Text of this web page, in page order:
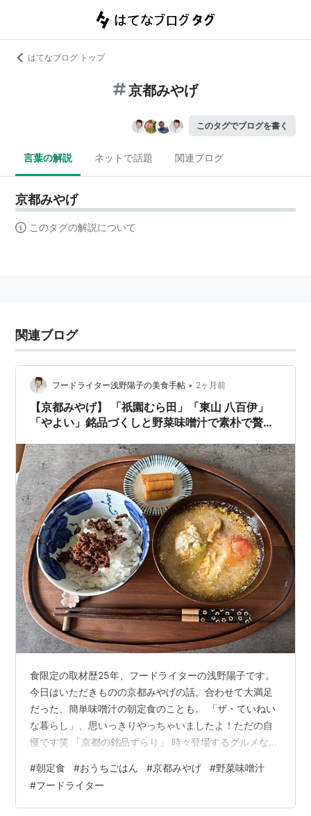
はてなブログ トップ
京都みやげ
このタグでブログを書く
言葉の解説 ネットで話題 関連ブログ
京都みやげ
このタグの解説について
関連ブログ
フードライター浅野陽子の美食手帖 • 2ヶ月前
【京都みやげ】 「祇園むら田」「東山 八百伊」
「やよい」銘品づくしと野菜味噌汁で素朴で贅沢
食限定の取材歴25年、フードライターの浅野陽子です。
今日はいただきものの京都みやげの話。合わせて大満足
だった、簡単味噌汁の朝定食のことも。 「ザ・ていねい
な暮らし」、思いっきりやっちゃいましたよ！ただの自
慢です笑 「京都の銘品ずらり」 時々登場するグルメな友
さんいただいたのです。 「今度京都に行くのでどこかお
すすめ教えてー」と呼びかけがあって。ちょこっとプチ
情報伝えただけなのに。そのお礼だそうで。 Tちゃん恐
#朝定食 #おうちごはん #京都みやげ #野菜味噌汁
#フードライター